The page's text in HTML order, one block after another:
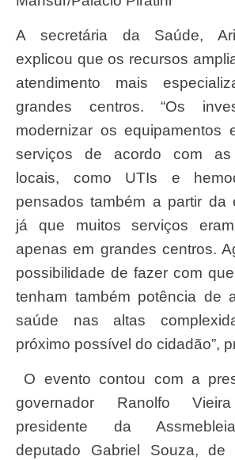
A secretária da Saúde, Arita Bergmann,
explicou que os recursos
atendimento mais
grandes centros. “Os
modernizar os equipamentos
serviços de acordo com as
locais, como UTIs e
pensados também a partir da
já que muitos serviços
apenas em grandes centros.
possibilidade de fazer com
tenham também potência de
saúde nas altas
próximo possível do cidadão”,
O evento contou com a presença do vice-
governador Ranolfo
presidente da
deputado Gabriel Souza, de